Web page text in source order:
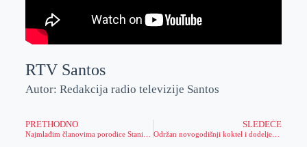
RTV Santos
Autor: Redakcija radio televizije Santos
PRETHODNO SLEDEĆE